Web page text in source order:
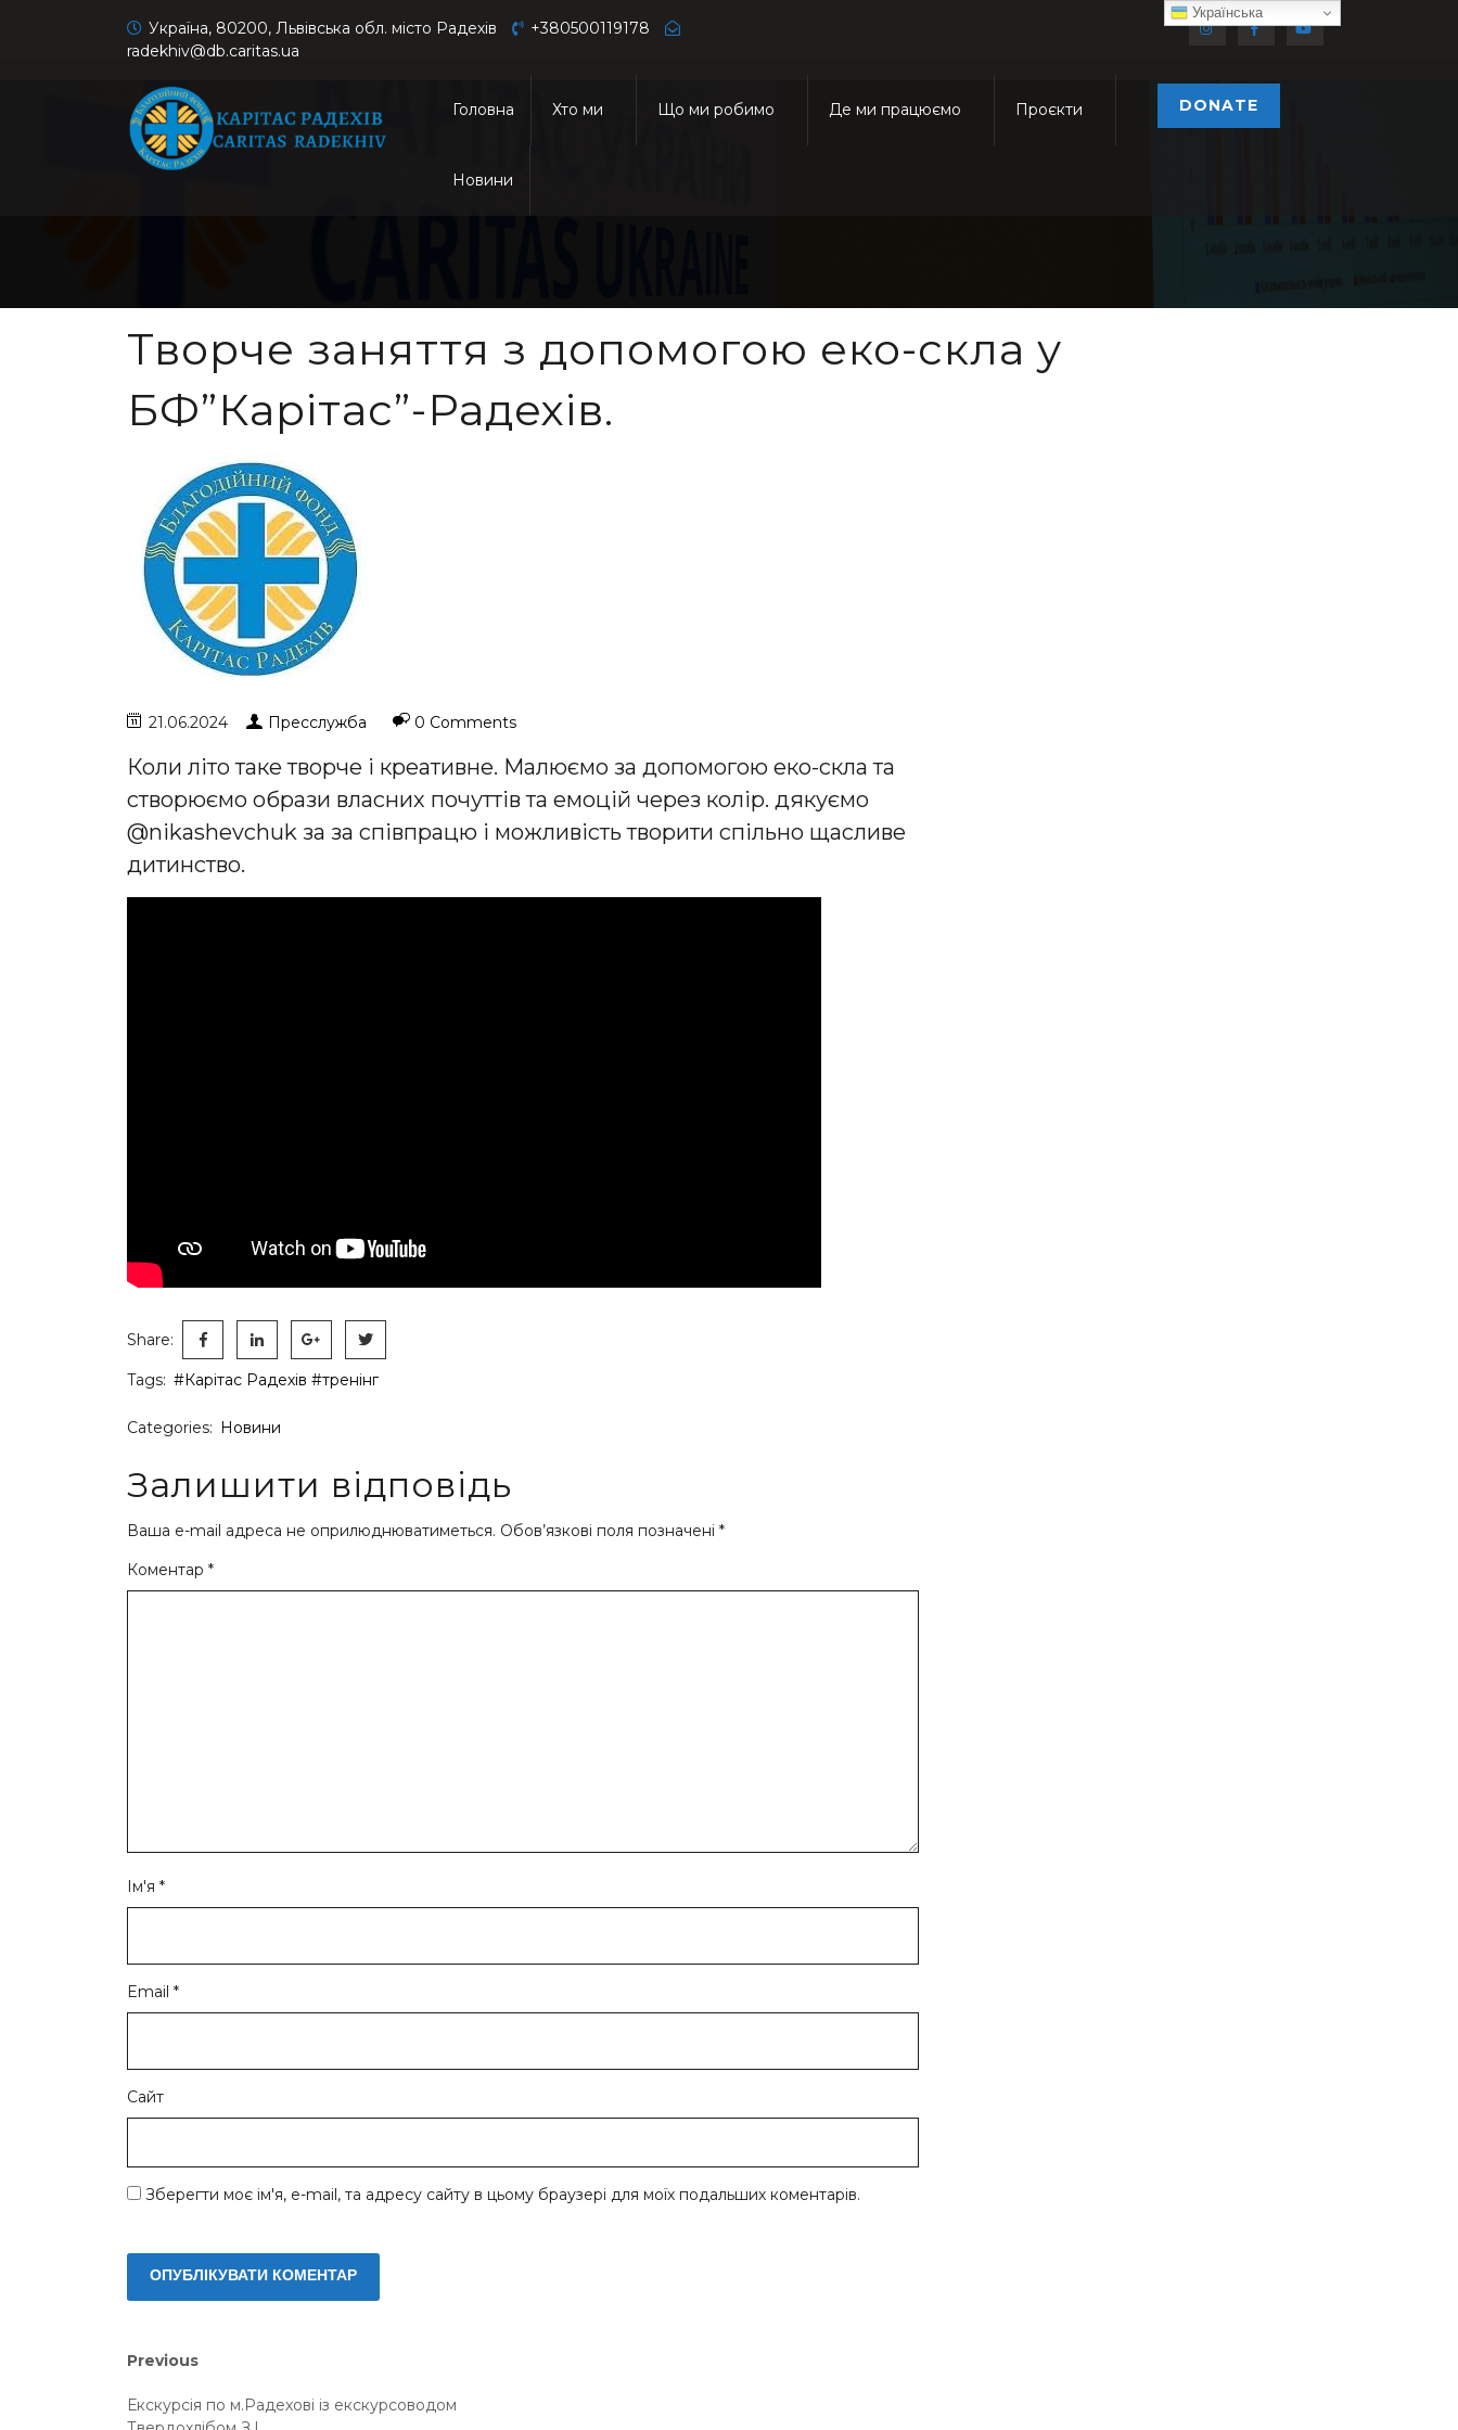
Україна, 80200, Львівська обл. місто Радехів
+380500119178
radekhiv@db.caritas.ua
Головна Хто ми Що ми робимо Де ми працюємо Проєкти
Новини
DONATE
Творче заняття з допомогою еко-скла у
БФ”Карітас”-Радехів.
21.06.2024 Пресслужба 0 Comments
Коли літо таке творче і креативне. Малюємо за допомогою еко-скла та
створюємо образи власних почуттів та емоцій через колір. дякуємо
@nikashevchuk за за співпрацю і можливість творити спільно щасливе
дитинство.
Share:
Tags: #Карітас Радехів #тренінг
Categories: Новини
Залишити відповідь
Ваша e-mail адреса не оприлюднюватиметься. Обов’язкові поля позначені *
Коментар *
Ім'я *
Email *
Сайт
Зберегти моє ім'я, e-mail, та адресу сайту в цьому браузері для моїх подальших коментарів.
Навігація
записів
Previous
Previous
Екскурсія по м.Радехові із екскурсоводом
Українська